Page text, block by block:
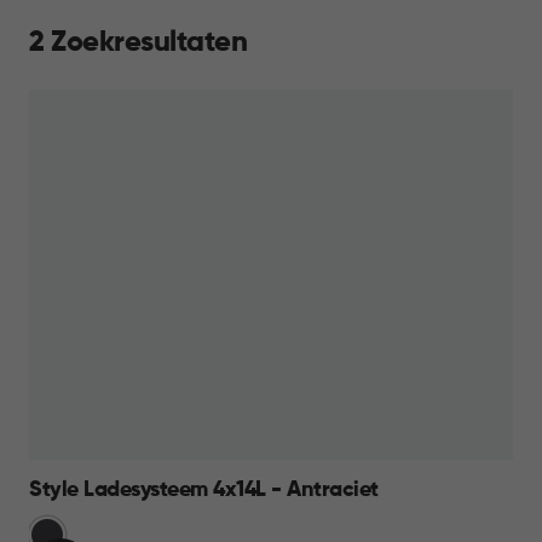
2 Zoekresultaten
Style Ladesysteem 4x14L - Antraciet
Grijs